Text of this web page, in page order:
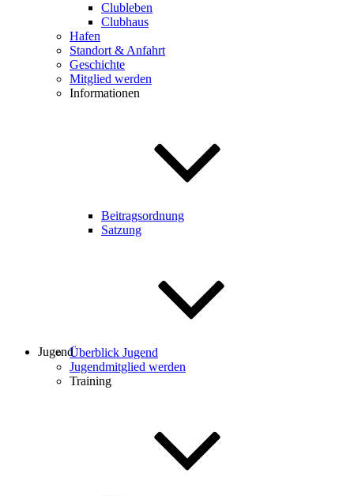
Clubleben
Clubhaus
Hafen
Standort & Anfahrt
Geschichte
Mitglied werden
Informationen
Beitragsordnung
Satzung
JugendÜberblick Jugend
Jugendmitglied werden
Training